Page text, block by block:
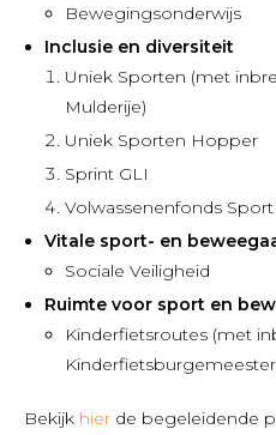
Bewegingsonderwijs
Inclusie en diversiteit
Uniek Sporten (met
Mulderije)
Uniek Sporten Hopper
Sprint GLI
Volwassenenfonds
Vitale sport- en
Sociale Veiligheid
Ruimte voor sport en
Kinderfietsroutes (met
Bekijk hier de begeleidende